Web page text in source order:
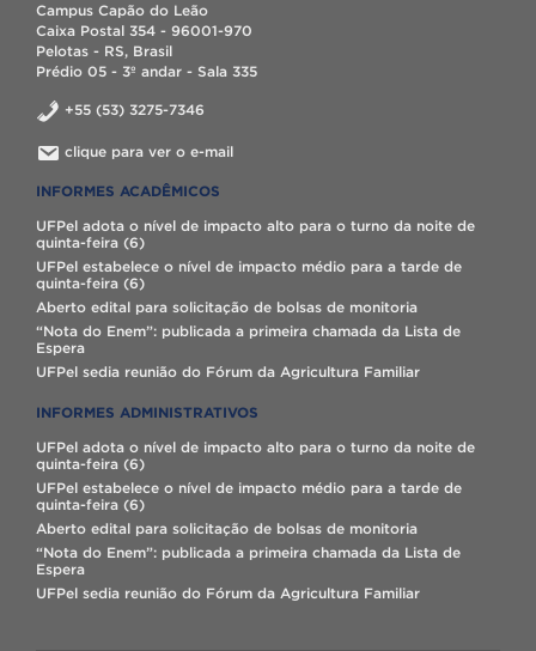
Campus Capão do Leão
Caixa Postal 354 - 96001-970
Pelotas - RS, Brasil
Prédio 05 - 3º andar - Sala 335
+55 (53) 3275-7346
clique para ver o e-mail
INFORMES ACADÊMICOS
UFPel adota o nível de impacto alto para o turno da noite de
quinta-feira (6)
UFPel estabelece o nível de impacto médio para a tarde de
quinta-feira (6)
Aberto edital para solicitação de bolsas de monitoria
“Nota do Enem”: publicada a primeira chamada da Lista de
Espera
UFPel sedia reunião do Fórum da Agricultura Familiar
INFORMES ADMINISTRATIVOS
UFPel adota o nível de impacto alto para o turno da noite de
quinta-feira (6)
UFPel estabelece o nível de impacto médio para a tarde de
quinta-feira (6)
Aberto edital para solicitação de bolsas de monitoria
“Nota do Enem”: publicada a primeira chamada da Lista de
Espera
UFPel sedia reunião do Fórum da Agricultura Familiar